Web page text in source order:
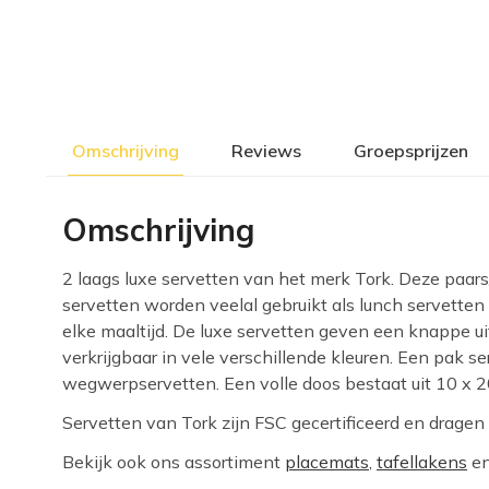
Omschrijving Reviews Groepsprijzen
Omschrijving
2 laags luxe servetten van het merk Tork. Deze
servetten worden veelal gebruikt als lunch
elke maaltijd. De luxe servetten geven een knappe
verkrijgbaar in vele verschillende kleuren. Een pak
wegwerpservetten. Een volle doos bestaat uit 10 x
Servetten van Tork zijn FSC gecertificeerd en
Bekijk ook ons assortiment placemats, tafellakens